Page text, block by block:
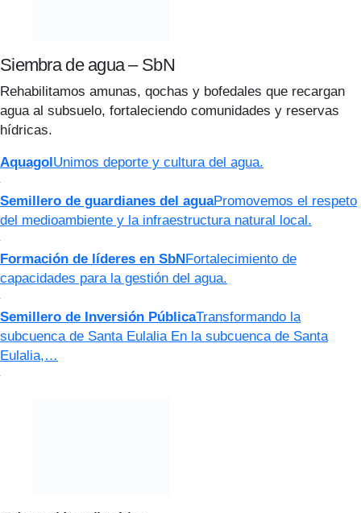
Siembra de agua – SbN
Rehabilitamos amunas, qochas y bofedales que recargan
agua al subsuelo, fortaleciendo comunidades y reservas
hídricas.
AquagolUnimos deporte y cultura del agua.
Semillero de guardianes del aguaPromovemos el respeto
del medioambiente y la infraestructura natural local.
Formación de líderes en SbNFortalecimiento de
capacidades para la gestión del agua.
Semillero de Inversión PúblicaTransformando la
subcuenca de Santa Eulalia En la subcuenca de Santa
Eulalia,…